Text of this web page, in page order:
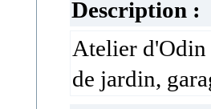
Description :
Atelier d'Odin
de jardin,